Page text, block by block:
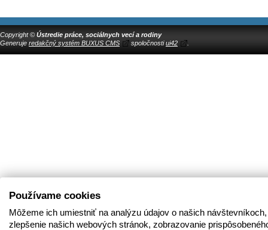
Copyright © Ústredie práce, sociálnych vecí a rodiny
Generuje redakčný systém BUXUS CMS spoločnostiui42
Používame cookies
Môžeme ich umiestniť na analýzu údajov o našich
zlepšenie našich webových stránok, zobrazovanie